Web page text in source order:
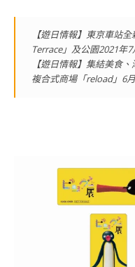
【遊日情報】東京車站
Terrace」及公園2021年7
【遊日情報】集結美食
複合式商場「reload」6